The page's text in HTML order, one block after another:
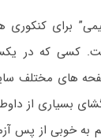
کسی که در
های مختلف
بسیاری از
به خوبی از پس